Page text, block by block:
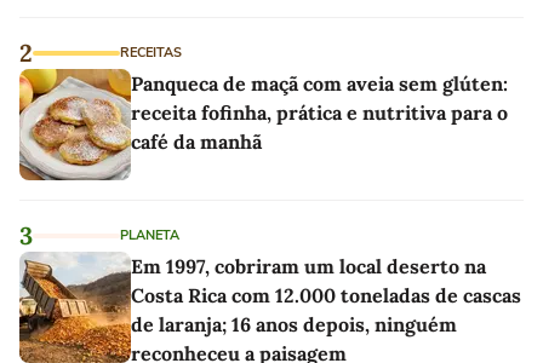
2 RECEITAS
Panqueca de maçã com aveia sem glúten:
receita fofinha, prática e nutritiva para o
café da manhã
3 PLANETA
Em 1997, cobriram um local deserto na
Costa Rica com 12.000 toneladas de cascas
de laranja; 16 anos depois, ninguém
reconheceu a paisagem